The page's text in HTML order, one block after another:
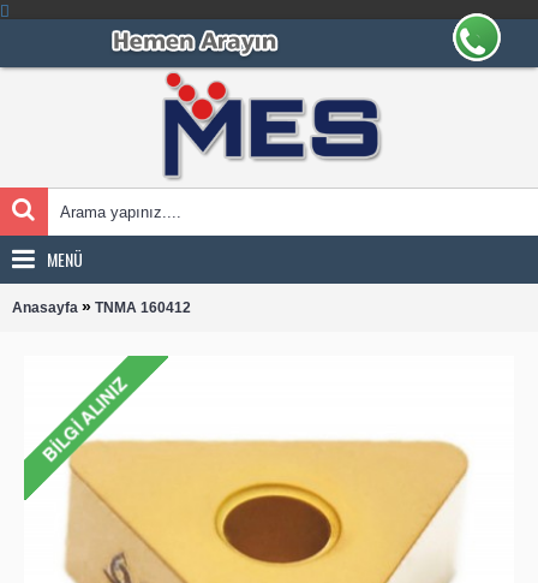
MENÜ
Anasayfa » TNMA 160412